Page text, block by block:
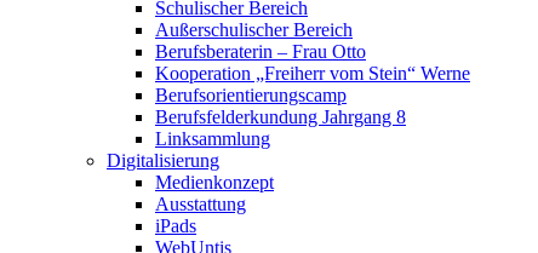
Schulischer Bereich
Außerschulischer Bereich
Berufsberaterin – Frau Otto
Kooperation „Freiherr vom Stein“ Werne
Berufsorientierungscamp
Berufsfelderkundung Jahrgang 8
Linksammlung
Digitalisierung
Medienkonzept
Ausstattung
iPads
WebUntis